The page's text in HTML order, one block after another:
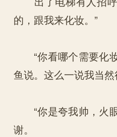
的，跟我来化妆。”
“你看哪个需要化妆
鱼说。这么一说我当然
“你是夸我帅，火眼
谢。